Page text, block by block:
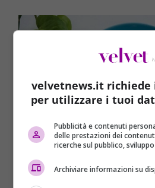
velvetnews.it richiede
per utilizzare i tuoi
Pubblicità e contenuti
delle prestazioni dei
ricerche sul pubblico,
Archiviare informazioni su